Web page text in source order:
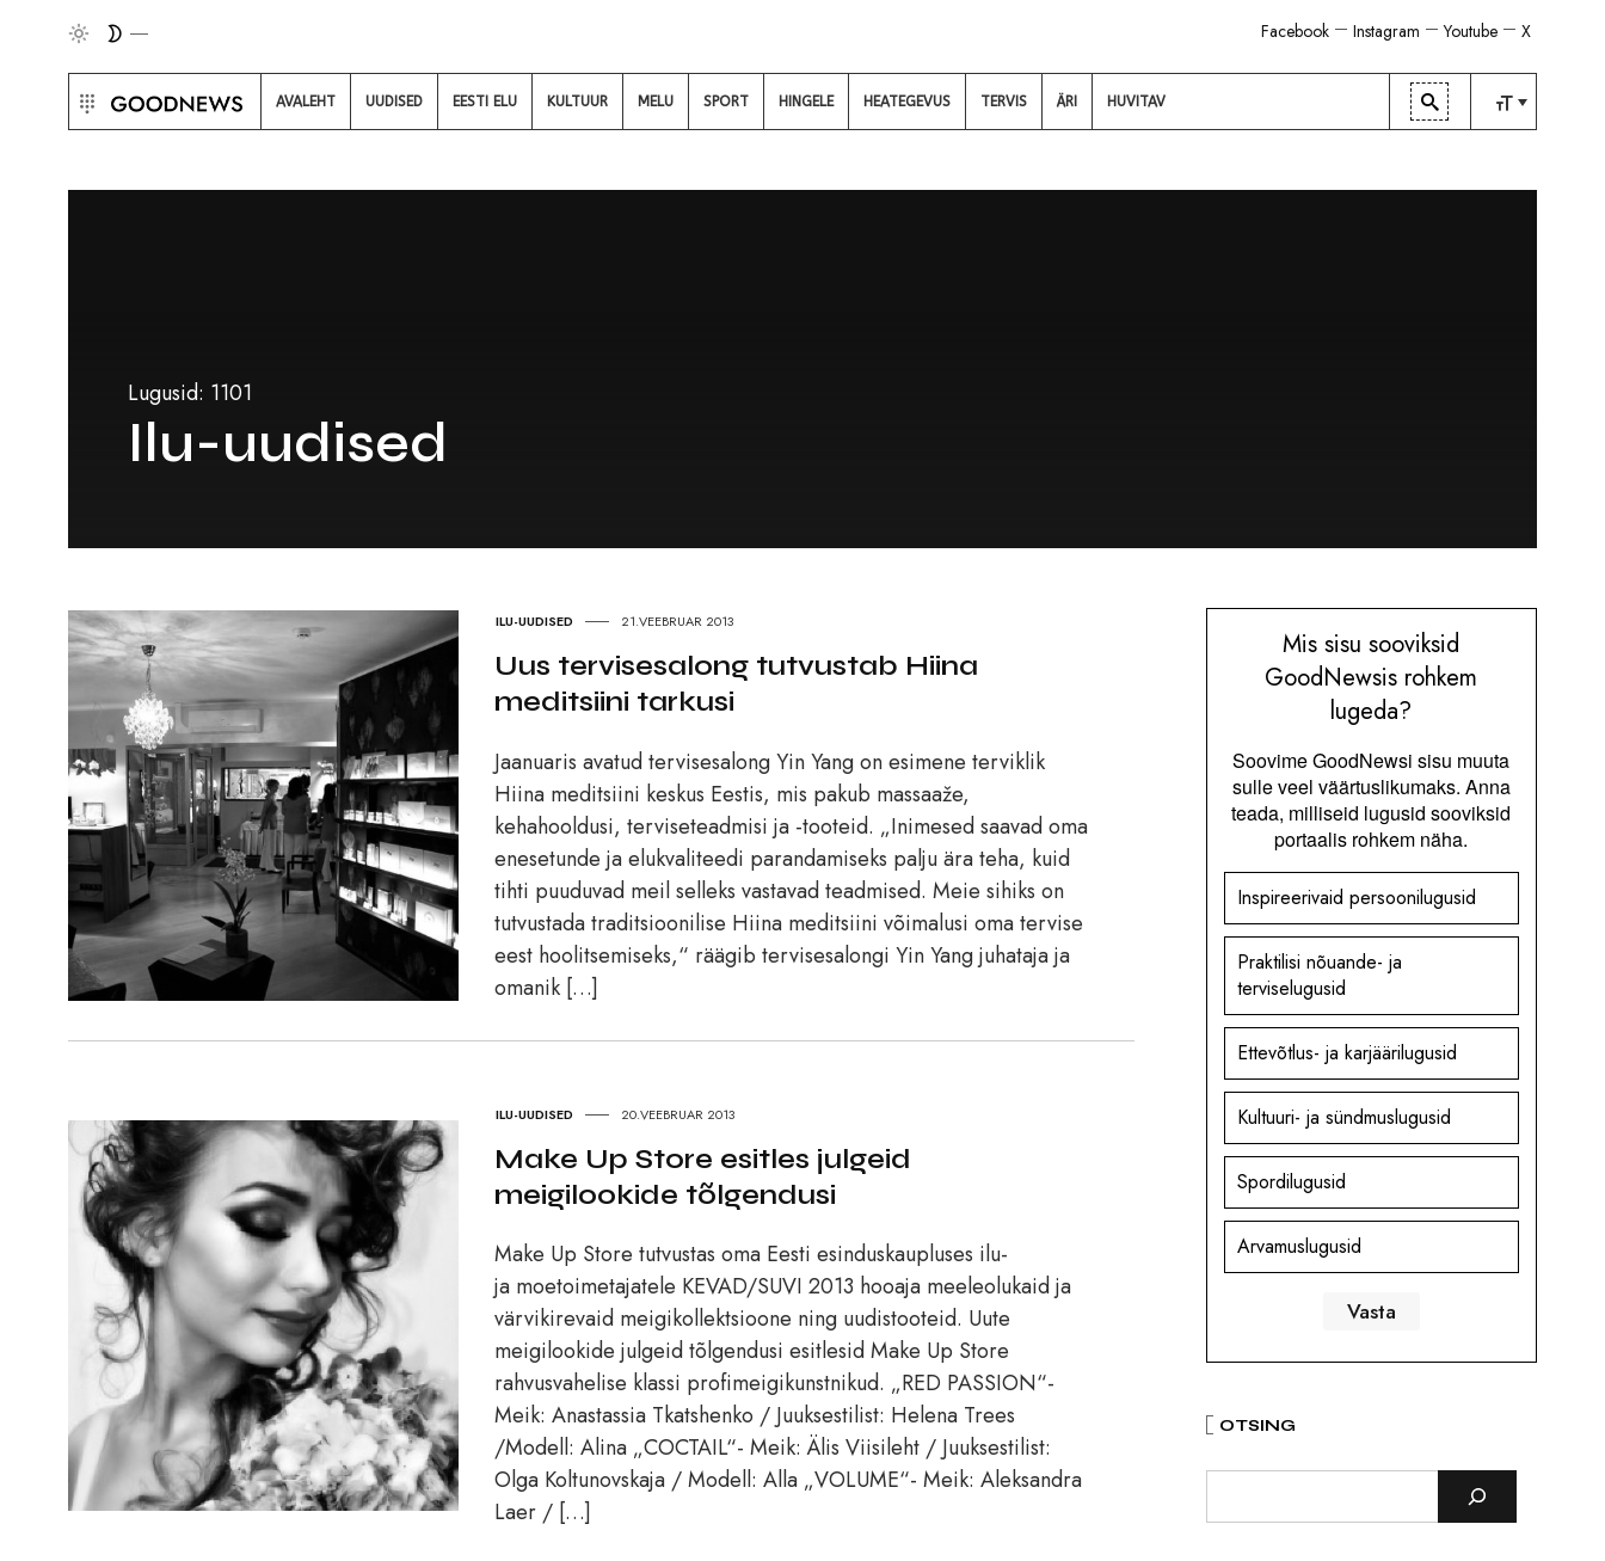
X
Youtube
Instagram
Facebook
AVALEHT UUDISED EESTI ELU KULTUUR MELU SPORT HINGELE HEATEGEVUS TERVIS ÄRI HUVITAV
KESKMINE
Lugusid: 1101
Ilu-uudised
ILU-UUDISED 21.VEEBRUAR 2013
Uus tervisesalong tutvustab Hiina
meditsiini tarkusi
Jaanuaris avatud tervisesalong Yin Yang on esimene terviklik
Hiina meditsiini keskus Eestis, mis pakub massaaže,
kehahooldusi, terviseteadmisi ja -tooteid. „Inimesed saavad oma
enesetunde ja elukvaliteedi parandamiseks palju ära teha, kuid
tihti puuduvad meil selleks vastavad teadmised. Meie sihiks on
tutvustada traditsioonilise Hiina meditsiini võimalusi oma tervise
eest hoolitsemiseks,“ räägib tervisesalongi Yin Yang juhataja ja
omanik […]
ILU-UUDISED 20.VEEBRUAR 2013
Make Up Store esitles julgeid
meigilookide tõlgendusi
Make Up Store tutvustas oma Eesti esinduskaupluses ilu-
ja moetoimetajatele KEVAD/SUVI 2013 hooaja meeleolukaid ja
värvikirevaid meigikollektsioone ning uudistooteid. Uute
meigilookide julgeid tõlgendusi esitlesid Make Up Store
rahvusvahelise klassi profimeigikunstnikud. „RED PASSION“-
Meik: Anastassia Tkatshenko / Juuksestilist: Helena Trees
/Modell: Alina „COCTAIL“- Meik: Älis Viisileht / Juuksestilist:
Olga Koltunovskaja / Modell: Alla „VOLUME“- Meik: Aleksandra
Laer / […]
Mis sisu sooviksid
GoodNewsis rohkem
lugeda?
Soovime GoodNewsi sisu muuta
sulle veel väärtuslikumaks. Anna
teada, milliseid lugusid sooviksid
portaalis rohkem näha.
Inspireerivaid persoonilugusid
Praktilisi nõuande- ja
terviselugusid
Ettevõtlus- ja karjäärilugusid
Kultuuri- ja sündmuslugusid
Spordilugusid
Arvamuslugusid
OTSING